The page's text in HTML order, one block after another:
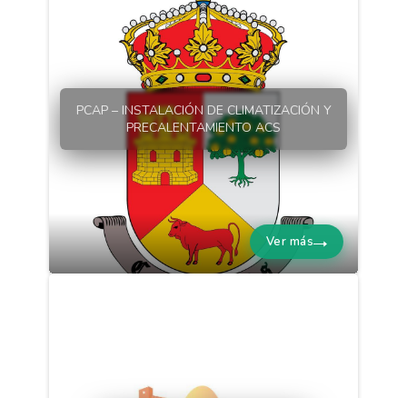
PCAP – INSTALACIÓN DE CLIMATIZACIÓN Y
PRECALENTAMIENTO ACS
Ver más